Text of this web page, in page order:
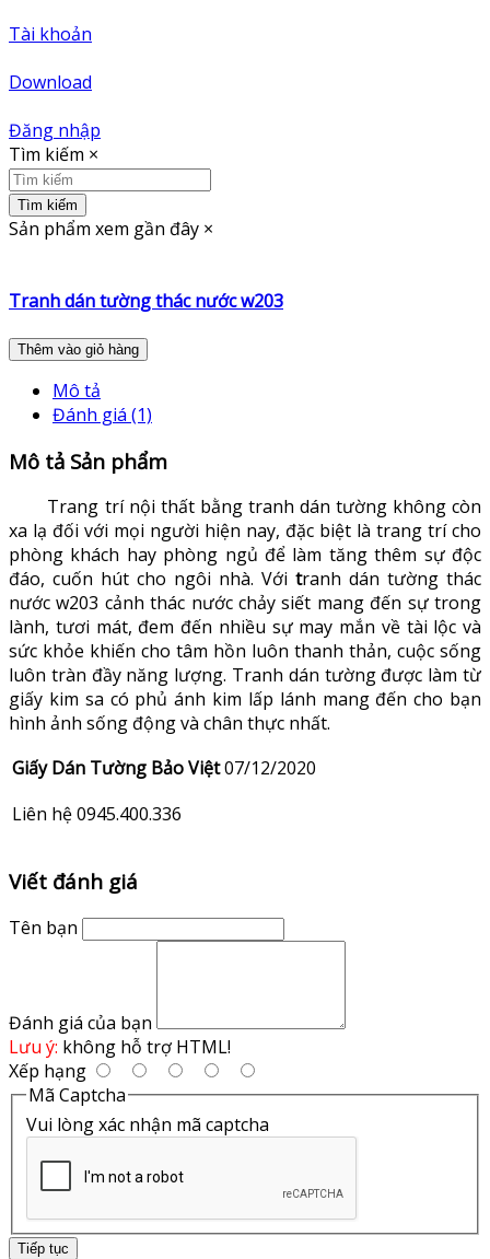
Tài khoản
Download
Đăng nhập
Tìm kiếm ×
Tìm kiếm
Sản phẩm xem gần đây ×
Tranh dán tường thác nước w203
Thêm vào giỏ hàng
Mô tả
Đánh giá (1)
Mô tả Sản phẩm
Trang trí nội thất bằng tranh dán tường không còn
xa lạ đối với mọi người hiện nay, đặc biệt là trang trí cho
phòng khách hay phòng ngủ để làm tăng thêm sự độc
đáo, cuốn hút cho ngôi nhà. Với tranh dán tường thác
nước w203 cảnh thác nước chảy siết mang đến sự trong
lành, tươi mát, đem đến nhiều sự may mắn về tài lộc và
sức khỏe khiến cho tâm hồn luôn thanh thản, cuộc sống
luôn tràn đầy năng lượng. Tranh dán tường được làm từ
giấy kim sa có phủ ánh kim lấp lánh mang đến cho bạn
hình ảnh sống động và chân thực nhất.
Giấy Dán Tường Bảo Việt07/12/2020
Liên hệ 0945.400.336
Viết đánh giá
Tên bạn
Đánh giá của bạn
Lưu ý: không hỗ trợ HTML!
Xếp hạng
Mã Captcha
Vui lòng xác nhận mã captcha
Tiếp tục